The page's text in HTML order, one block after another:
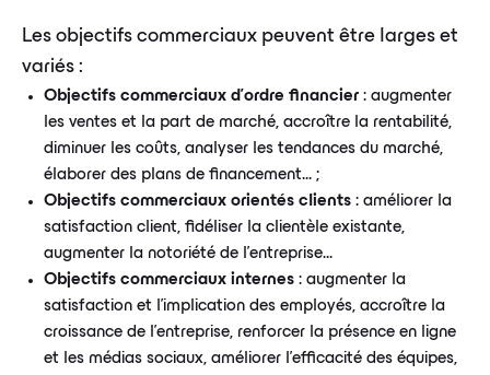
Les objectifs commerciaux peuvent être larges et
variés :
Objectifs commerciaux d'ordre financier : augmenter
les ventes et la part de marché, accroître la rentabilité,
diminuer les coûts, analyser les tendances du marché,
élaborer des plans de financement... ;
Objectifs commerciaux orientés clients : améliorer la
satisfaction client, fidéliser la clientèle existante,
augmenter la notoriété de l'entreprise...
Objectifs commerciaux internes : augmenter la
satisfaction et l'implication des employés, accroître la
croissance de l'entreprise, renforcer la présence en ligne
et les médias sociaux, améliorer l'efficacité des équipes,